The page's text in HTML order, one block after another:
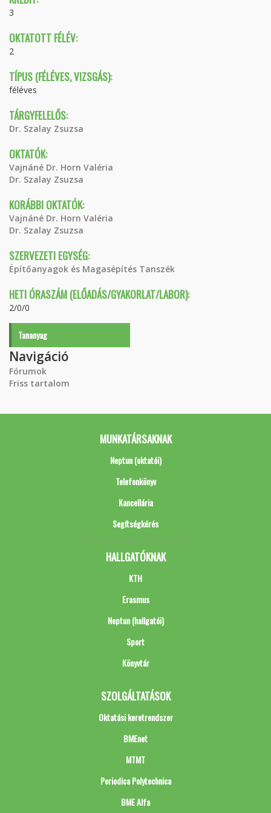
3
OKTATOTT FÉLÉV:
2
TÍPUS (FÉLÉVES, VIZSGÁS):
féléves
TÁRGYFELELŐS:
Dr. Szalay Zsuzsa
OKTATÓK:
Vajnáné Dr. Horn Valéria
Dr. Szalay Zsuzsa
KORÁBBI OKTATÓK:
Vajnáné Dr. Horn Valéria
Dr. Szalay Zsuzsa
SZERVEZETI EGYSÉG:
Építőanyagok és Magasépítés Tanszék
HETI ÓRASZÁM (ELŐADÁS/GYAKORLAT/LABOR):
2/0/0
Tananyag
Navigáció
Fórumok
Friss tartalom
MUNKATÁRSAKNAK
Neptun (oktatói)
Telefonkönyv
Kancellária
Segítségkérés
HALLGATÓKNAK
KTH
Erasmus
Neptun (hallgatói)
Sport
Könyvtár
SZOLGÁLTATÁSOK
Oktatási keretrendszer
BMEnet
MTMT
Periodica Polytechnica
BME Alfa